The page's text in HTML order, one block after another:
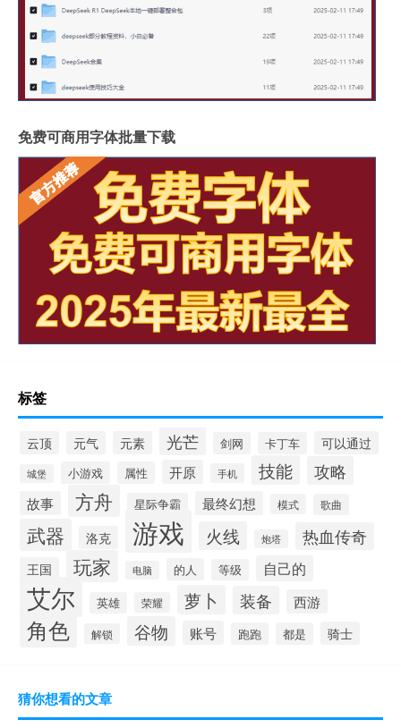
免费可商用字体批量下载
标签
云顶 元气 元素 光芒 剑网 卡丁车 可以通过
城堡 小游戏 属性 开原 手机 技能 攻略
故事 方舟 星际争霸 最终幻想 模式 歌曲
武器 洛克 游戏 火线 炮塔 热血传奇
王国 玩家 电脑 的人 等级 自己的
艾尔 英雄 荣耀 萝卜 装备 西游
角色 解锁 谷物 账号 跑跑 都是 骑士
猜你想看的文章